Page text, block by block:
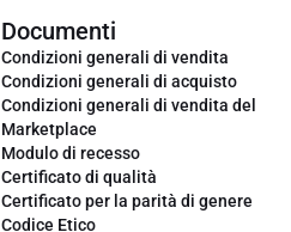
Documenti
Condizioni generali di vendita
Condizioni generali di acquisto
Condizioni generali di vendita del
Marketplace
Modulo di recesso
Certificato di qualità
Certificato per la parità di genere
Codice Etico